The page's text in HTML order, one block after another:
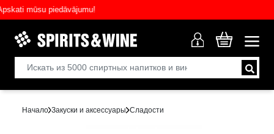
mūsu piedāvājumu!
Начало Закуски и аксессуары Сладости